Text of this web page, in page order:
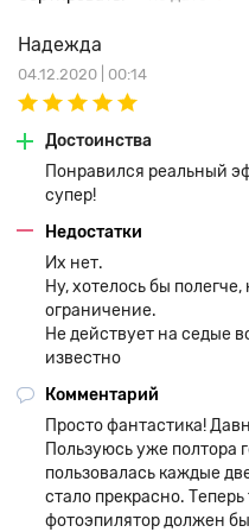
Насадки
Перед использованием
обрабатываемую зону и
Устройство имеет четыре
Для тела с
Плоскую,
Изогнутую для
Для зоны бикини.
Разница этих элементов
окна.
Принцип работы
Philips BRI956
Функционирует аппарат
Pulsed Light. Это
возможности светового
Надежда
04.12.2020 | 00:14
Достоинства
Понравился реальный
супер!
Недостатки
Их нет.
Ну, хотелось бы
ограничение.
Не действует на седые
известно
Комментарий
Просто фантастика!
Пользуюсь уже полтора
пользовалась каждые
стало прекрасно.
фотоэпилятор должен